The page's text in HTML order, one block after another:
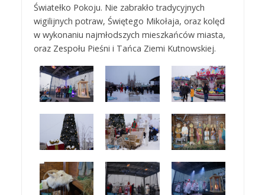
Światełko Pokoju. Nie zabrakło tradycyjnych
wigilijnych potraw, Świętego Mikołaja, oraz kolęd
w wykonaniu najmłodszych mieszkańców miasta,
oraz Zespołu Pieśni i Tańca Ziemi Kutnowskiej.